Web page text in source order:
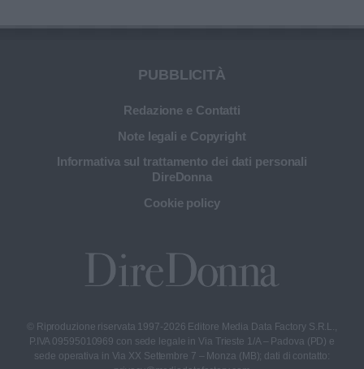
PUBBLICITÀ
Redazione e Contatti
Note legali e Copyright
Informativa sul trattamento dei dati personali
DireDonna
Cookie policy
© Riproduzione riservata 1997-2026 Editore Media Data Factory S.R.L.,
P.IVA 09595010969 con sede legale in Via Trieste 1/A – Padova (PD) e
sede operativa in Via XX Settembre 7 – Monza (MB); dati di contatto: